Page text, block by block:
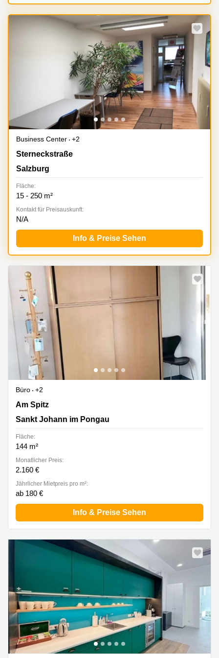
mieten
Linz
Coworking
Sandner-
Straße
Business Center
+2
Sterneckstraße 55, Salzburg
Sterneckstraße
Salzburg
Fläche:
15 - 250 m²
Kontakt für Preisauskunft:
N/A
Info & Preise Sehen
Neu
Büro
+2
Am Spitz 1, Sankt Johann im Pongau
Am Spitz
Sankt Johann im Pongau
Fläche:
144 m²
Monatlicher Preis:
2.160 €
Jährlicher Mietpreis pro m²:
ab 180 €
Info & Preise Sehen